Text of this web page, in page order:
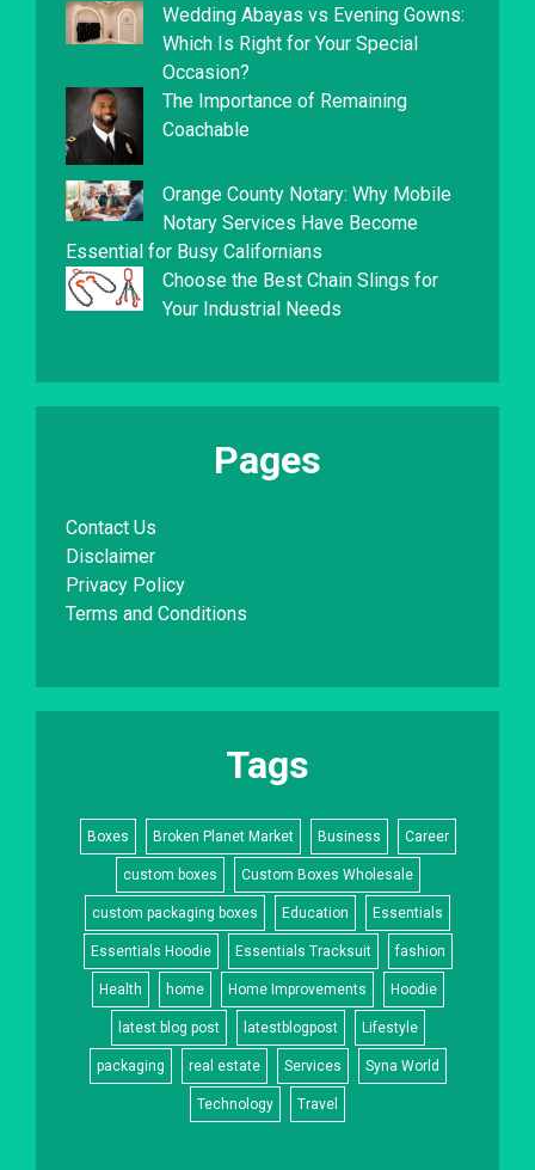
Wedding Abayas vs Evening Gowns:
Which Is Right for Your Special
Occasion?
The Importance of Remaining
Coachable
Orange County Notary: Why Mobile
Notary Services Have Become
Essential for Busy Californians
Choose the Best Chain Slings for
Your Industrial Needs
Pages
Contact Us
Disclaimer
Privacy Policy
Terms and Conditions
Tags
Boxes Broken Planet Market Business Career
custom boxes Custom Boxes Wholesale
custom packaging boxes Education Essentials
Essentials Hoodie Essentials Tracksuit fashion
Health home Home Improvements Hoodie
latest blog post latestblogpost Lifestyle
packaging real estate Services Syna World
Technology Travel